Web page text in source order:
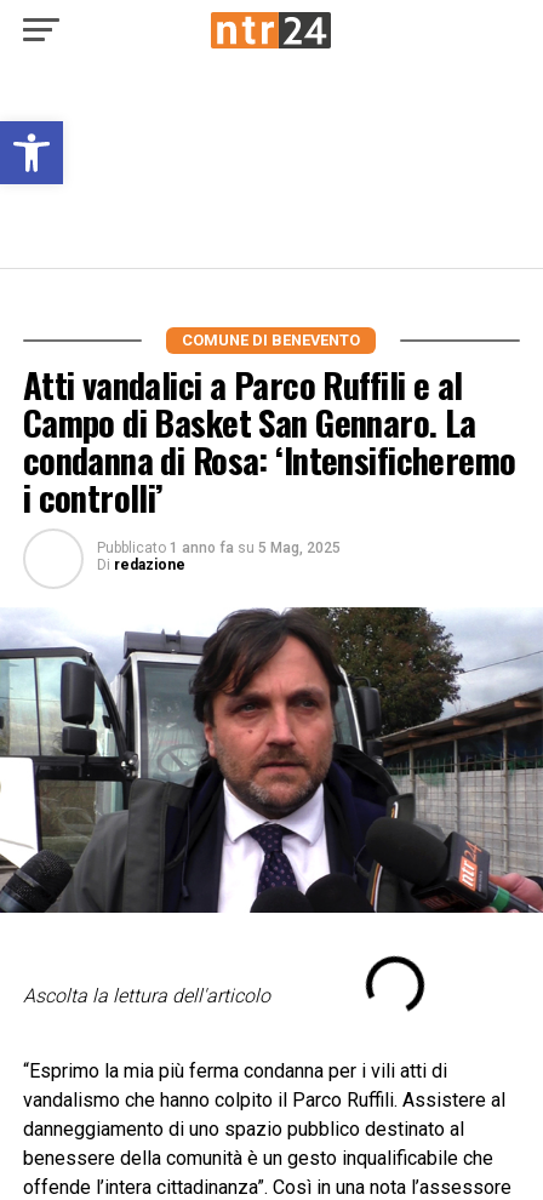
Open toolbar
COMUNE DI BENEVENTO
Atti vandalici a Parco Ruffili e al
Campo di Basket San Gennaro. La
condanna di Rosa: ‘Intensificheremo
i controlli’
Pubblicato 1 anno fa su 5 Mag, 2025
Di redazione
Ascolta la lettura dell'articolo
“Esprimo la mia più ferma condanna per i vili atti di
vandalismo che hanno colpito il Parco Ruffili. Assistere al
danneggiamento di uno spazio pubblico destinato al
benessere della comunità è un gesto inqualificabile che
offende l’intera cittadinanza”. Così in una nota l’assessore